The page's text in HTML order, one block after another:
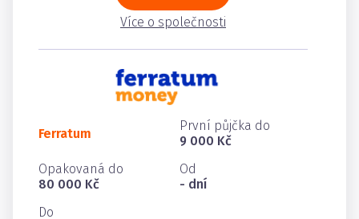
Více o společnosti
Ferratum
První půjčka do
9 000 Kč
Opakovaná do
80 000 Kč
Od
- dní
Do